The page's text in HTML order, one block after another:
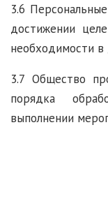
3.6
достижении
необходимости в
3.7 Общество
порядка
выполнении